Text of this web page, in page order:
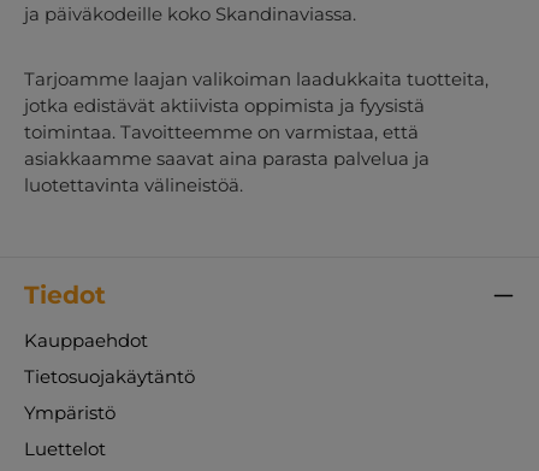
ja päiväkodeille koko Skandinaviassa.
Tarjoamme laajan valikoiman laadukkaita tuotteita,
jotka edistävät aktiivista oppimista ja fyysistä
toimintaa. Tavoitteemme on varmistaa, että
asiakkaamme saavat aina parasta palvelua ja
luotettavinta välineistöä.
Tiedot
Kauppaehdot
Tietosuojakäytäntö
Ympäristö
Luettelot